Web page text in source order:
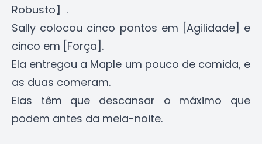
Robusto】.
Sally colocou cinco pontos em [Agilidade] e
cinco em [Força].
Ela entregou a Maple um pouco de comida, e
as duas comeram.
Elas têm que descansar o máximo que
podem antes da meia-noite.